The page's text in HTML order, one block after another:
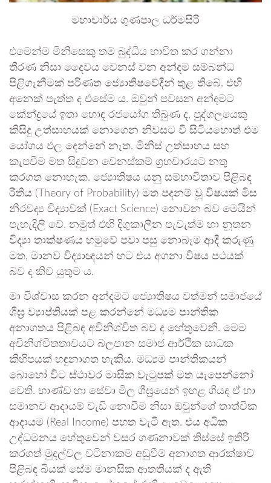
මහාචාර්ය ගුණපාල ධර්මසිරි
​එමෙන්ම මිනිසෙකු තම බුද්ධිය භාවිත කර ගන්නා
තීරණ නිසා දෛවය වෙනස් වන අන්දම සම්බන්ධ
පිළිගැනීමක් පරිණත ජ්‍යොතිෂවේදීන් තුළ තිබේ. එහි
අනෙක් පැත්ත ද එසේම ය. ඔවුන් පවසන අන්දමට
කේන්ද්‍රයේ ඉතා හොඳ රජයෝග තිබුණ ද, පුද්ගලයෙකු
කිසිදු උත්සාහයක් නොගෙන නිවසට වී සිටියහොත් එම
යෝගය ඵල දෙන්නේ නැත. මිනිස් උත්සාහය සහ
කැපවීම මත සිදුවන වෙනස්කම් ග්‍රහචාරයට නතු
කරගත නොහැක. ජ්‍යොතිෂය යනු සම්භාවිතාව පිළිබඳ
රීතිය (Theory of Probability) මත පදනම් වූ විෂයක් මිස
නිරවද්‍ය විද්‍යාවක් (Exact Science) නොවන බව මෙයින්
පැහැදිලි වේ. නමුත් එහි දිගුකාලීන පැවැත්ම හා නූතන
විද්‍යා තාක්ෂණය හමුවේ පවා පසු නොබෑම ආදී කරුණු
මත, මානව විද්‍යාඥයන් හට එය අගනා විෂය පථයක්
බව ද කිව යුතුම ය.
​මා විශ්වාස කරන අන්දමට ජ්‍යොතිෂය වත්මන් සමාජයේ
ශීඝ්‍ර ව්‍යාප්තියක් පළ කරන්නේ මධ්‍යම පාන්තික
අනාගතය පිළිබඳ අවිනිශ්චිත බව ද හේතුවෙනි. මෙම
අවිනිශ්චිතතාවයට බලපාන සමාජ ආර්ථික සාධක
කිහිපයක් හඳුනාගත හැකිය. මධ්‍යම පාන්තිකයන්
බොහෝ විට ස්ථාවර මාසික වැටුපක් මත යැපෙන්නෝ
වෙති. භාණ්ඩ හා සේවා මිල ශීඝ්‍රයෙන් ඉහළ ගියද ඒ හා
සමානව ආදායම් වැඩි නොවීම නිසා ඔවුන්ගේ තාත්වික
ආදායම (Real Income) පහත වැටී ඇත. එය අධික
උද්ධමනය හේතුවෙන් වසර ගණනාවක් තිස්සේ ඉතිරි
කරගත් මුදල්වල වටිනාකම අඩුවීම අනාගත ආරක්ෂාව
පිළිබඳ බියක් සේම මානසික ආතතියක් ද ඇති